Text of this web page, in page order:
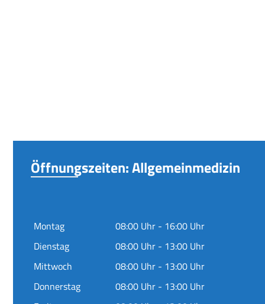
Öffnungszeiten: Allgemeinmedizin
Montag
08:00 Uhr - 16:00 Uhr
Dienstag
08:00 Uhr - 13:00 Uhr
Mittwoch
08:00 Uhr - 13:00 Uhr
Donnerstag
08:00 Uhr - 13:00 Uhr